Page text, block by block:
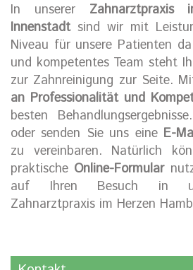
In unserer Zahnarztpraxis
Innenstadtsind wir mit
Niveau für unsere Patienten
und kompetentes Team steht
zur Zahnreinigung zur Seite.
an Professionalität und
besten Behandlungsergebnisse.
oder senden Sie uns eine E-
zu vereinbaren. Natürlich
praktische Online-Formular
auf Ihren Besuch in
Zahnarztpraxis im Herzen